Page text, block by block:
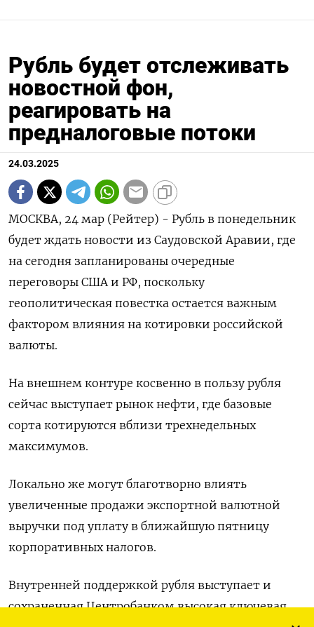
Рубль будет отслеживать
новостной фон,
реагировать на
предналоговые потоки
24.03.2025
МОСКВА, 24 мар (Рейтер) - Рубль в понедельник
будет ждать новости из Саудовской Аравии, где
на сегодня запланированы очередные
переговоры США и РФ, поскольку
геополитическая повестка остается важным
фактором влияния на котировки российской
валюты.
На внешнем контуре косвенно в пользу рубля
сейчас выступает рынок нефти, где базовые
сорта котируются вблизи трехнедельных
максимумов.
Локально же могут благотворно влиять
увеличенные продажи экспортной валютной
выручки под уплату в ближайшую пятницу
корпоративных налогов.
Внутренней поддержкой рубля выступает и
сохраненная Центробанком высокая ключевая